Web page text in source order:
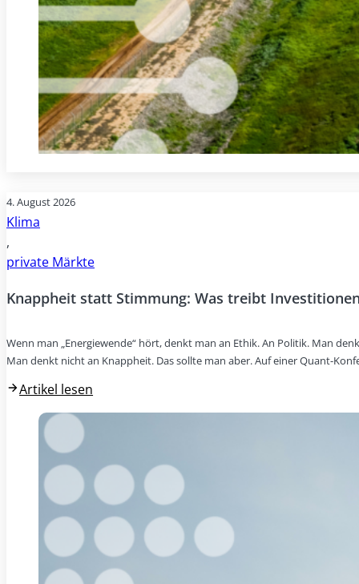
4. August 2026
Klima
,
private Märkte
Knappheit statt Stimmung: Was treibt
Wenn man „Energiewende“ hört, denkt man an Ethik. An Politik. Man
Man denkt nicht an Knappheit. Das sollte man aber. Auf einer Quant-
Artikel lesen